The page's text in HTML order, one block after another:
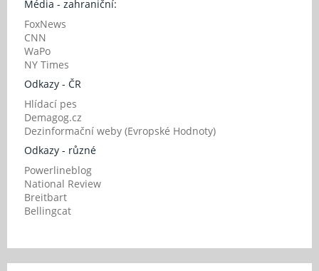
Média - zahraniční:
FoxNews
CNN
WaPo
NY Times
Odkazy - ČR
Hlídací pes
Demagog.cz
Dezinformační weby (Evropské Hodnoty)
Odkazy - různé
Powerlineblog
National Review
Breitbart
Bellingcat